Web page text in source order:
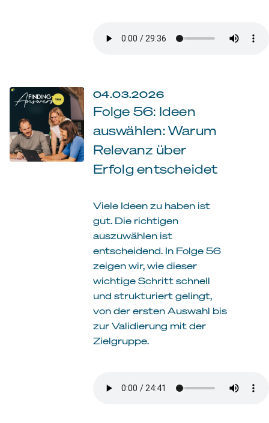
04.03.2026
Folge 56: Ideen
auswählen: Warum
Relevanz über
Erfolg entscheidet
Viele Ideen zu haben ist
gut. Die richtigen
auszuwählen ist
entscheidend. In Folge 56
zeigen wir, wie dieser
wichtige Schritt schnell
und strukturiert gelingt,
von der ersten Auswahl bis
zur Validierung mit der
Zielgruppe.